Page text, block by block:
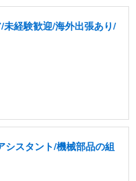
未経験歓迎/海外出張あり/
シスタント/機械部品の組